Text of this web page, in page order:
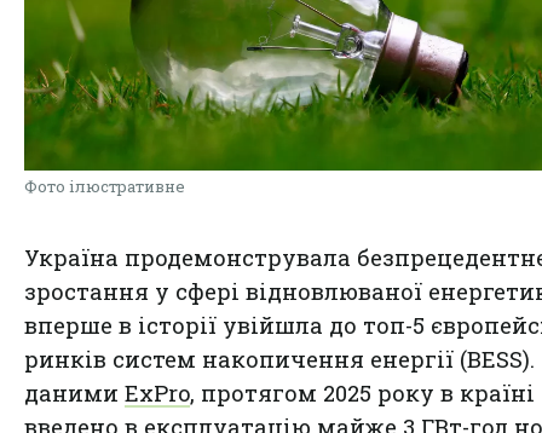
Фото ілюстративне
Україна продемонструвала
зростання у сфері відновлюваної
вперше в історії увійшла до топ-5
ринків систем накопичення енергії (BESS).
даними ExPro, протягом 2025 року в
введено в експлуатацію майже 3 ГВт-год